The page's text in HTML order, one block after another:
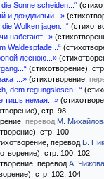
die Sonne scheiden...“
и дождливый...»
die Wolken jagen...“
набегают...»
Waldespfade...“
лесною...»
(стихотворение),
(стихотворение,
dem regungslosen...“
тишь немая...»
стр. 98
перевод М.
стр. 100
перевод Б.
стр. 100, 102
перевод А. Чижова
стр. 102, 104